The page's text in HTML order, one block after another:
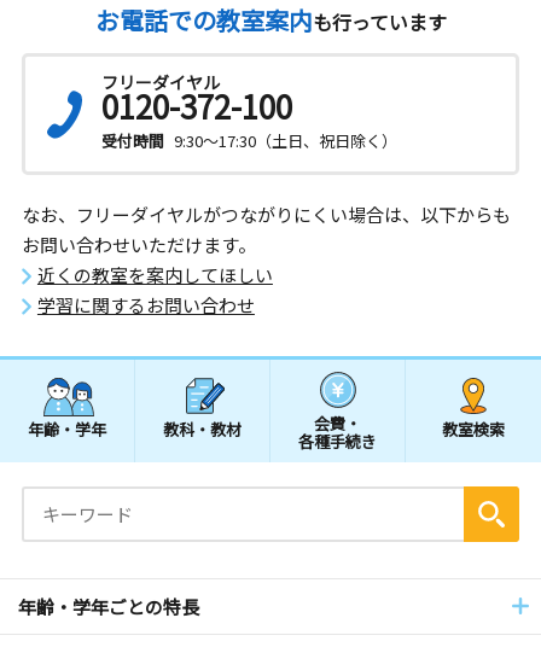
お電話での教室案内も行っています
フリーダイヤル
0120-372-100
受付時間 9:30～17:30（土日、祝日除く）
なお、フリーダイヤルがつながりにくい場合は、以下からも
お問い合わせいただけます。
近くの教室を案内してほしい
学習に関するお問い合わせ
年齢・学年 教科・教材 会費・
各種手続き
教室検索
年齢・学年ごとの特長